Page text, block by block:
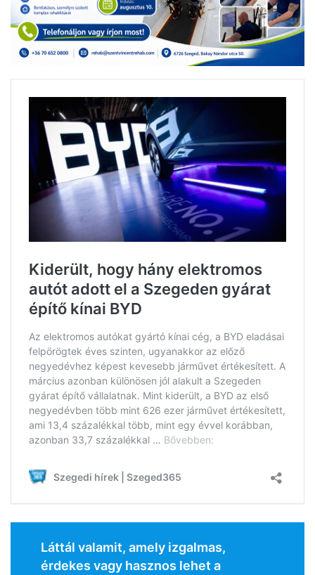
Láttál valamit, amely izgalmas,
érdekes vagy hasznos lehet a